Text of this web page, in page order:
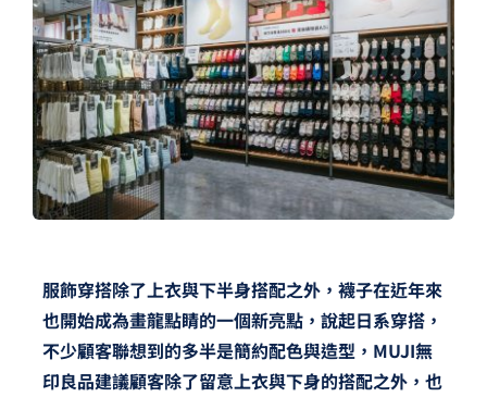
GCU大賽
夢想購物
服飾穿搭除了上衣與下半身搭配之外，襪子在近年來
也開始成為畫龍點睛的一個新亮點，說起日系穿搭，
不少顧客聯想到的多半是簡約配色與造型，MUJI無
印良品建議顧客除了留意上衣與下身的搭配之外，也